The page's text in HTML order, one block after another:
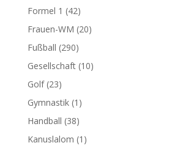
Formel 1 (42)
Frauen-WM (20)
Fußball (290)
Gesellschaft(10)
Golf(23)
Gymnastik(1)
Handball (38)
Kanuslalom (1)